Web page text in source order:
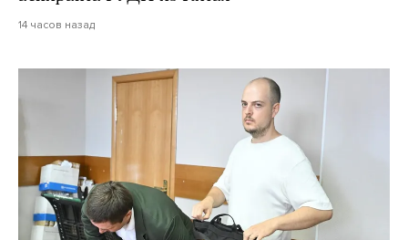
14 часов назад